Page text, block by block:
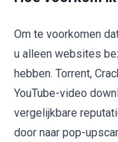
Om te voorkomen
u alleen websites
hebben. Torrent,
YouTube-video
vergelijkbare
door naar pop-